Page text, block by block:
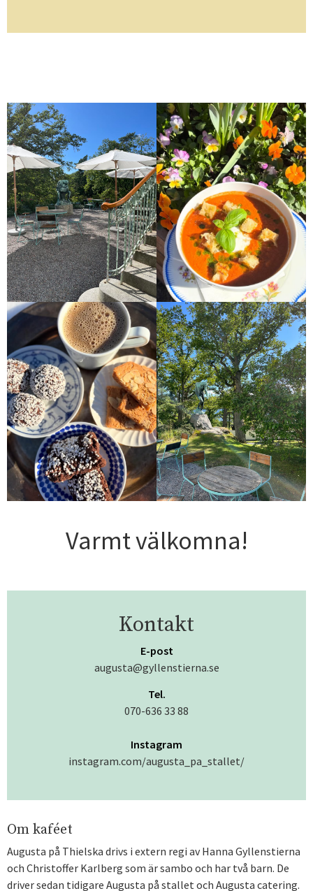
Varmt välkomna!
Kontakt
E-post
augusta@gyllenstierna.se
Tel.
070-636 33 88
Instagram
instagram.com/augusta_pa_stallet/
Om kaféet
Augusta på Thielska drivs i extern regi av Hanna Gyllenstierna
och Christoffer Karlberg som är sambo och har två barn. De
driver sedan tidigare Augusta på stallet och Augusta catering.